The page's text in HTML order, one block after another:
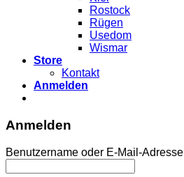
Rostock
Rügen
Usedom
Wismar
Store
Kontakt
Anmelden
Anmelden
Benutzername oder E-Mail-Adresse